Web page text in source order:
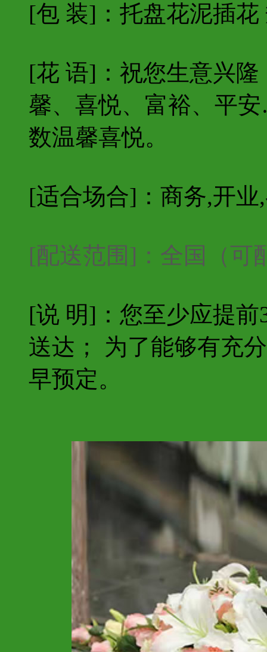
[包 装]：托盘花泥插花
[花 语]：祝您生意兴
馨、喜悦、富裕、平
数温馨喜悦。
[适合场合]：商务,开业
[配送范围]：全国（可
[说 明]：您至少应提
送达； 为了能够有充
早预定。